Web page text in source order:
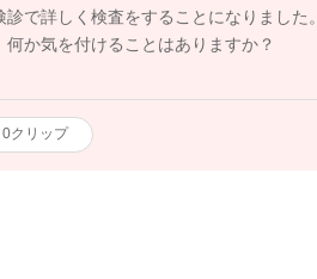
診で詳しく検査をすることになりました。
何か気を付けることはありますか？
0クリップ